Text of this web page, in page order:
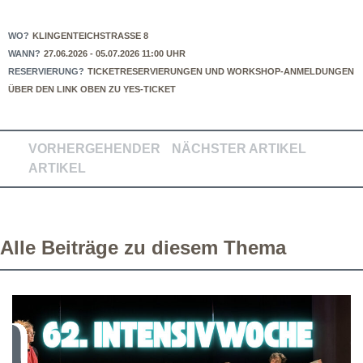
WO? KLINGENTEICHSTRASSE 8
WANN? 27.06.2026 - 05.07.2026 11:00 UHR
RESERVIERUNG? TICKETRESERVIERUNGEN UND WORKSHOP-ANMELDUNGEN
ÜBER DEN LINK OBEN ZU YES-TICKET
VORHERGEHENDER
ARTIKEL
NÄCHSTER ARTIKEL
Alle Beiträge zu diesem Thema